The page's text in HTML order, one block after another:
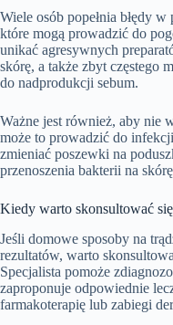
Wiele osób popełnia błędy
które mogą prowadzić do
unikać agresywnych
skórę, a także zbyt częstego
do nadprodukcji sebum.
Ważne jest również, aby nie
może to prowadzić do
zmieniać poszewki na
przenoszenia bakterii na
Kiedy warto skonsultować
Jeśli domowe sposoby na
rezultatów, warto
Specjalista pomoże
zaproponuje odpowiednie
farmakoterapię lub zabiegi